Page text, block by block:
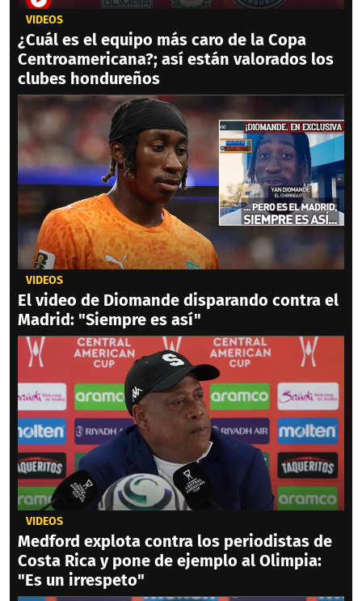
VIDEOS
¿Cuál es el equipo más caro de la Copa
Centroamericana?; así están valorados los
clubes hondureños
VIDEOS
El video de Diomande disparando contra el
Madrid: "Siempre es así"
VIDEOS
Medford explota contra los periodistas de
Costa Rica y pone de ejemplo al Olimpia:
"Es un irrespeto"